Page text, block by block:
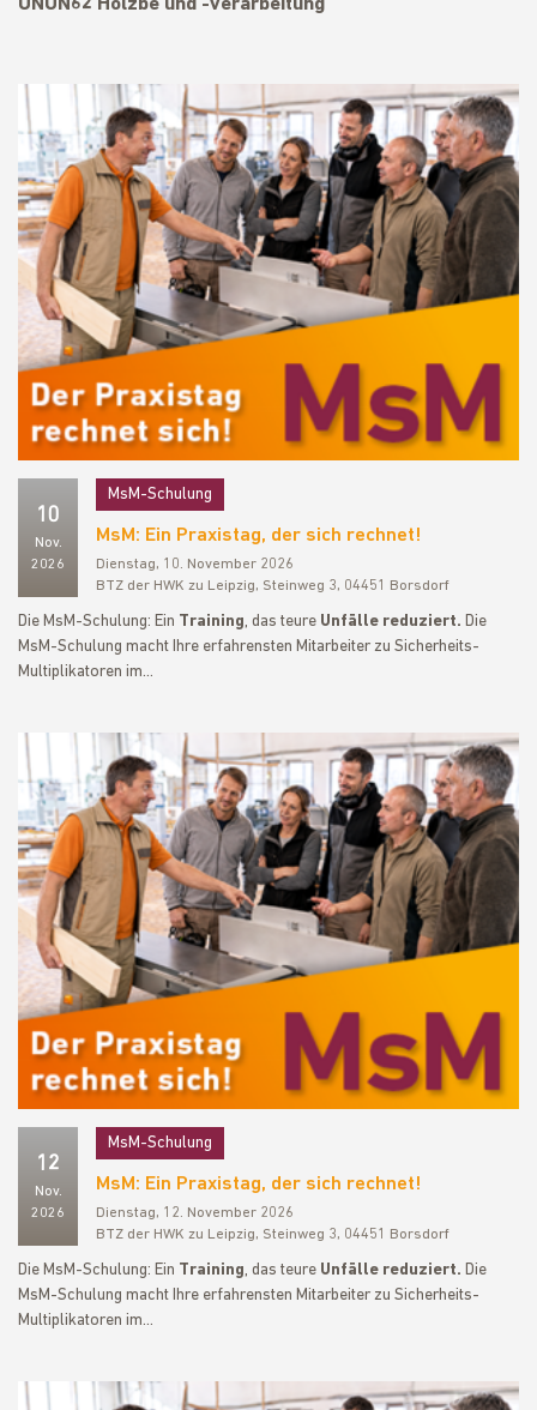
UNUN62 Holzbe und -verarbeitung
10
Nov.
2026
MsM-Schulung
MsM: Ein Praxistag, der sich rechnet!
Dienstag, 10. November 2026
BTZ der HWK zu Leipzig, Steinweg 3, 04451 Borsdorf
Die MsM-Schulung: Ein Training, das teure Unfälle reduziert. Die
MsM-Schulung macht Ihre erfahrensten Mitarbeiter zu Sicherheits-
Multiplikatoren im…
12
Nov.
2026
MsM-Schulung
MsM: Ein Praxistag, der sich rechnet!
Dienstag, 12. November 2026
BTZ der HWK zu Leipzig, Steinweg 3, 04451 Borsdorf
Die MsM-Schulung: Ein Training, das teure Unfälle reduziert. Die
MsM-Schulung macht Ihre erfahrensten Mitarbeiter zu Sicherheits-
Multiplikatoren im…